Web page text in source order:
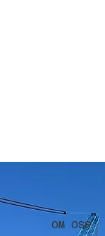
OM OSS